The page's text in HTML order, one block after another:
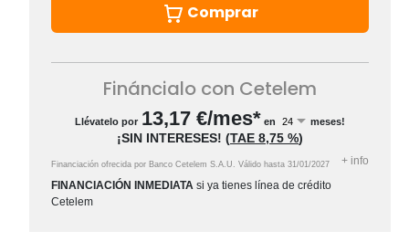
Comprar
Fináncialo con Cetelem
Llévatelo por 13,17 €/mes* en meses!
¡SIN INTERESES! (TAE 8,75 %)
Financiación ofrecida por Banco Cetelem S.A.U. Válido hasta 31/01/2027 + info
FINANCIACIÓN INMEDIATA si ya tienes línea de crédito
Cetelem